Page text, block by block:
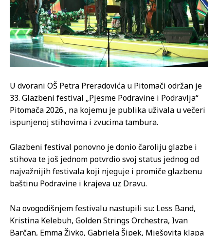
U dvorani OŠ Petra Preradovića u Pitomači održan je
33. Glazbeni festival „Pjesme Podravine i Podravlja“
Pitomača 2026., na kojemu je publika uživala u večeri
ispunjenoj stihovima i zvucima tambura.
Glazbeni festival ponovno je donio čaroliju glazbe i
stihova te još jednom potvrdio svoj status jednog od
najvažnijih festivala koji njeguje i promiče glazbenu
baštinu Podravine i krajeva uz Dravu.
Na ovogodišnjem festivalu nastupili su: Less Band,
Kristina Kelebuh, Golden Strings Orchestra, Ivan
Barčan, Emma Živko, Gabriela Šipek, Mješovita klapa